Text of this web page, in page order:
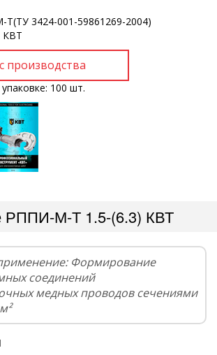
3424-001-59861269-2004)
КВТ
100 шт.
РППИ-М-Т 1.5-(6.3) КВТ
Формирование
соединений
медных проводов сечениями